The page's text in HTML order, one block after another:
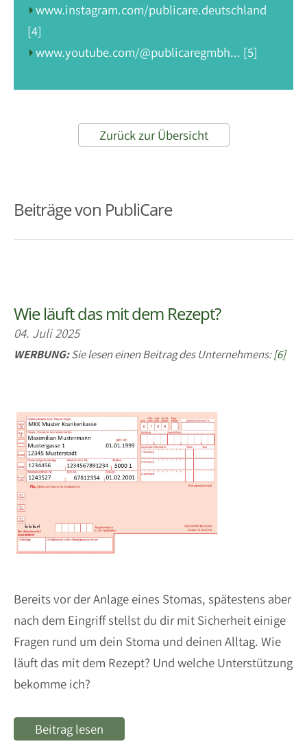
www.instagram.com/publicare.deutschland
[4]
www.youtube.com/@publicaregmbh... [5]
Zurück zur Übersicht
Beiträge von PubliCare
Wie läuft das mit dem Rezept?
04. Juli 2025
WERBUNG:Sie lesen einen Beitrag des Unternehmens:[6]
Bereits vor der Anlage eines Stomas, spätestens aber
nach dem Eingriff stellst du dir mit Sicherheit einige
Fragen rund um dein Stoma und deinen Alltag. Wie
läuft das mit dem Rezept? Und welche Unterstützung
bekomme ich?
Beitrag lesen